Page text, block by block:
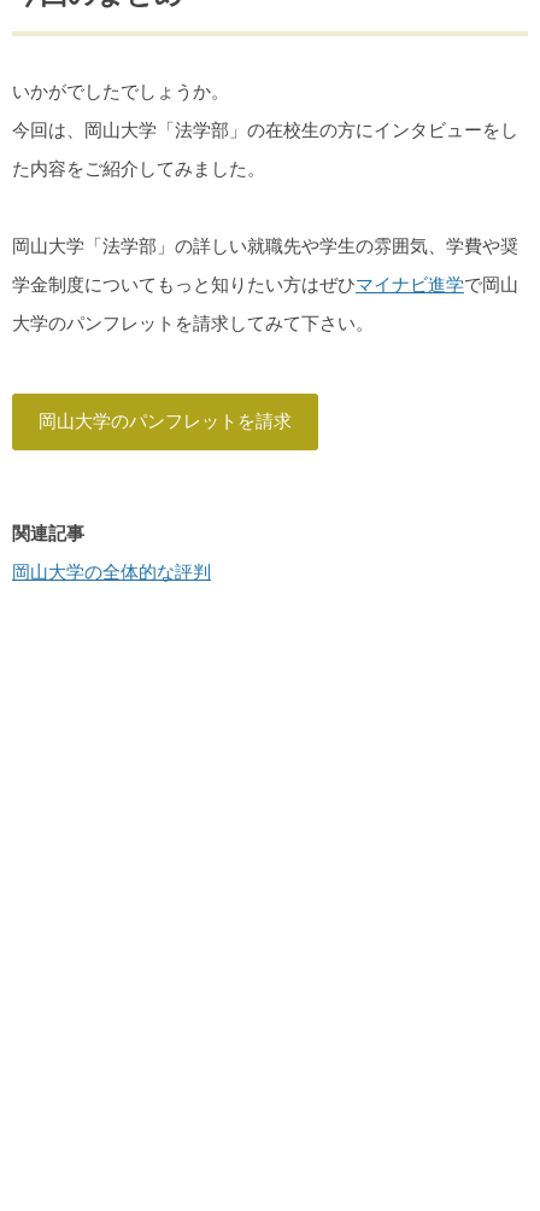
いかがでしたでしょうか。
今回は、岡山大学「法学部」の在校生の方にインタビューをし
た内容をご紹介してみました。
岡山大学「法学部」の詳しい就職先や学生の雰囲気、学費や奨
学金制度についてもっと知りたい方はぜひマイナビ進学で岡山
大学のパンフレットを請求してみて下さい。
岡山大学のパンフレットを請求
関連記事
岡山大学の全体的な評判